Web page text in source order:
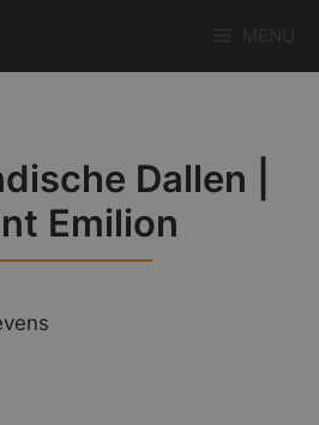
Dallen |
Emilion